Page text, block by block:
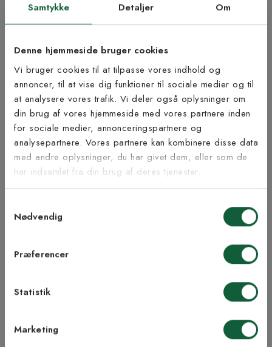
Samtykke Detaljer Om
Denne hjemmeside bruger cookies
Vi bruger cookies til at tilpasse vores indhold og
annoncer, til at vise dig funktioner til sociale medier og til
at analysere vores trafik. Vi deler også oplysninger om
din brug af vores hjemmeside med vores partnere inden
for sociale medier, annonceringspartnere og
analysepartnere. Vores partnere kan kombinere disse data
med andre oplysninger, du har givet dem, eller som de
har indsamlet fra din brug af deres tjenester.
Nødvendig
Præferencer
Statistik
Marketing
Produktinformation
Viktig info
Inderpude medfølger ikke.
Bæredygtighed
Inspiration fra @kilandsofficial
Tilmeld dig vores
nyhedsbrev
Vær blandt de første til at modtage vores tilbud,
tips og nyheder.
Samtykke til Kilands vilkår
modtage nyhedsbreve fra Kilands